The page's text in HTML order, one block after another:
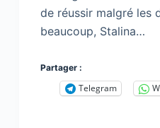
de réussir malgré
beaucoup, Stalina…
Partager :
Telegram